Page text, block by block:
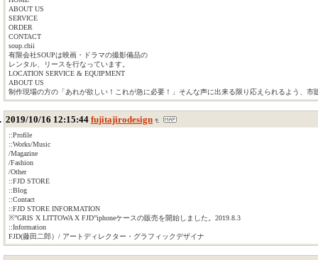
ABOUT US
SERVICE
ORDER
CONTACT
soup.chii
有限会社SOUPは映画・ドラマの撮影備品の
レンタル、リースを行なっています。
LOCATION SERVICE & EQUIPMENT
ABOUT US
制作現場の方の「あれが欲しい！これが急に必要！」そんな声に出来る限り応えられるよう、
2019/10/16 12:15:44 fujitajirodesign
::Profile
::Works/Music
/Magazine
/Fashion
/Other
::FJD STORE
::Blog
::Contact
::FJD STORE INFORMATION
※”GRIS X LITTOWA X FJD”iphoneケースの販売を開始しました。2019.8.3
::Information
FJD(藤田二郎）/ アートディレクター・グラフィックデザイナ